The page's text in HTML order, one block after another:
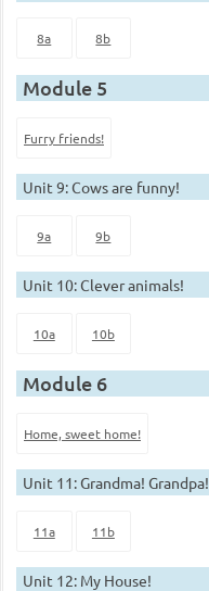
8a 8b
Module 5
Furry friends!
Unit 9: Cows are funny!
9a 9b
Unit 10: Clever animals!
10a 10b
Module 6
Home, sweet home!
Unit 11: Grandma! Grandpa!
11a 11b
Unit 12: My House!